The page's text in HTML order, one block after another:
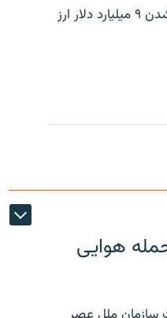
بانک مرکزی ایران روز جمعه با انتشار اطلاعیه‌ای، گفته‌های یک نماینده مجلس درباره گم شدن ۹ میلیارد دلار ارز
هوایی